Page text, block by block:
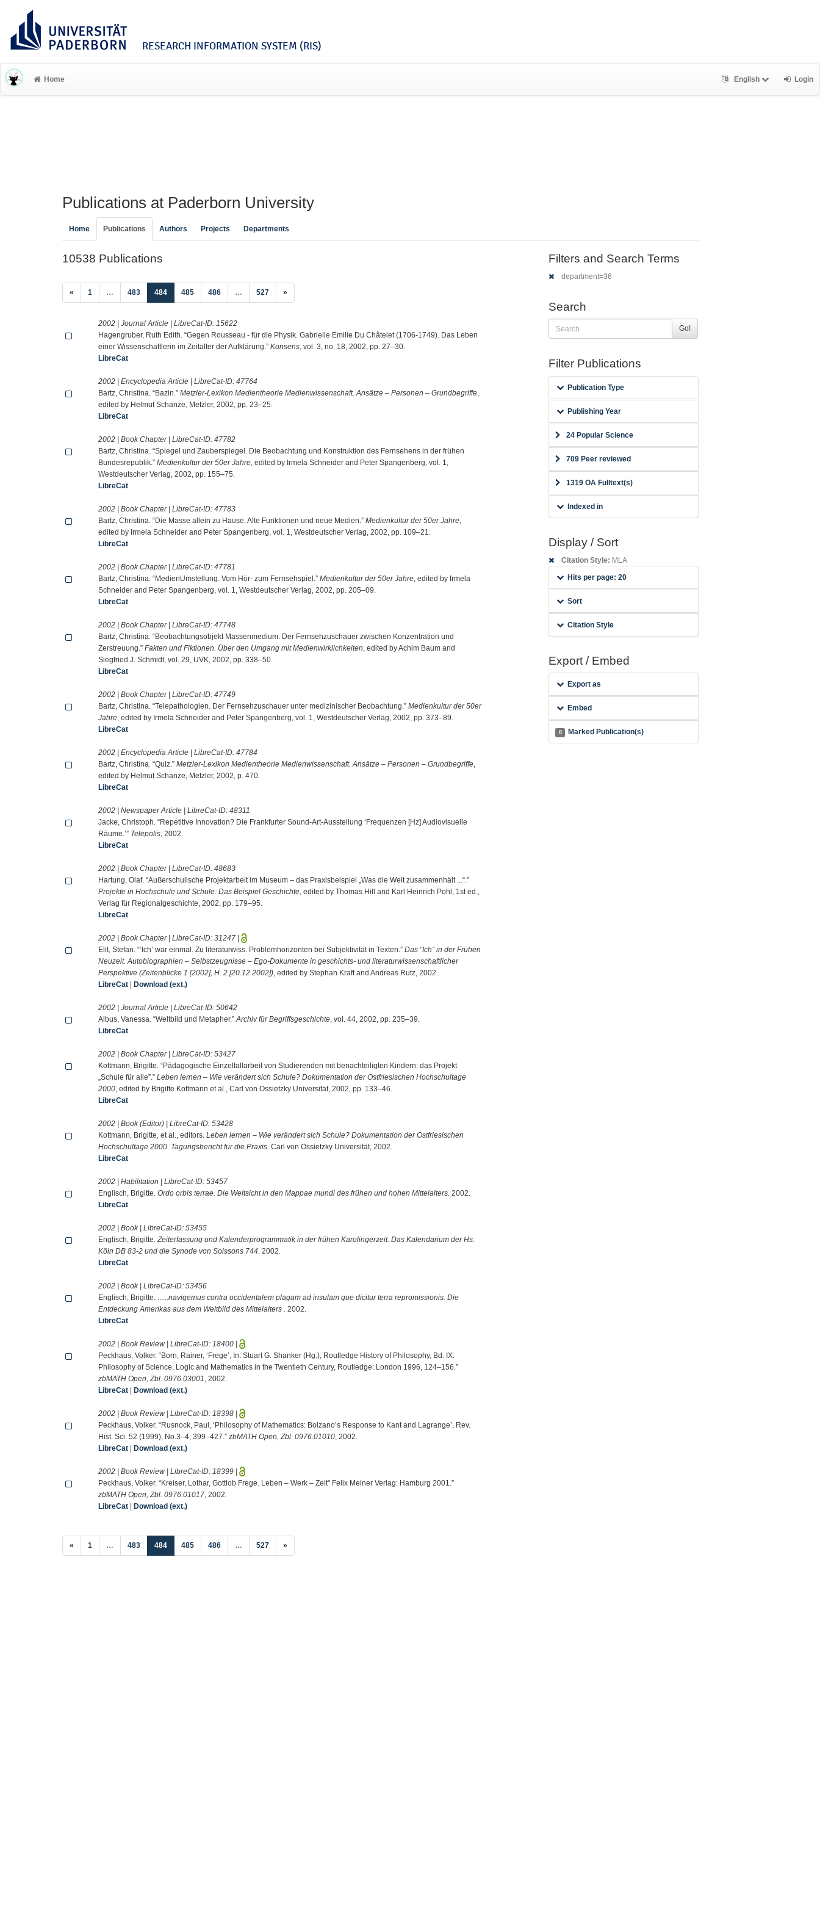
RESEARCH INFORMATION SYSTEM (RIS)
Home English Login
Publications at Paderborn University
Home Publications Authors Projects Departments
10538 Publications
« 1 … 483 484(current)
485 486 … 527 »
2002 | Journal Article | LibreCat-ID: 15622
Hagengruber, Ruth Edith. “Gegen Rousseau - für die Physik. Gabrielle Emilie Du Châtelet (1706-1749). Das Leben
einer Wissenschaftlerin im Zeitalter der Aufklärung.”Konsens , vol. 3, no. 18, 2002, pp. 27–30.
LibreCat
2002 | Encyclopedia Article | LibreCat-ID:47764
Bartz, Christina. “Bazin.”Metzler-Lexikon Medientheorie Medienwissenschaft. Ansätze – Personen – Grundbegriffe
edited by Helmut Schanze, Metzler, 2002, pp. 23–25.
LibreCat
2002 | Book Chapter | LibreCat-ID:47782
Bartz, Christina. “Spiegel und Zauberspiegel. Die Beobachtung und Konstruktion des Fernsehens in der frühen
Bundesrepublik.”Medienkultur der 50er Jahre , edited by Irmela Schneider and Peter Spangenberg, vol. 1,
Westdeutscher Verlag, 2002, pp. 155–75.
LibreCat
2002 | Book Chapter | LibreCat-ID:47783
Bartz, Christina. “Die Masse allein zu Hause. Alte Funktionen und neue Medien.”Medienkultur der 50er Jahre
edited by Irmela Schneider and Peter Spangenberg, vol. 1, Westdeutscher Verlag, 2002, pp. 109–21.
LibreCat
2002 | Book Chapter | LibreCat-ID:47781
Bartz, Christina. “MedienUmstellung. Vom Hör- zum Fernsehspiel.”Medienkultur der 50er Jahre , edited by Irmela
Schneider and Peter Spangenberg, vol. 1, Westdeutscher Verlag, 2002, pp. 205–09.
LibreCat
2002 | Book Chapter | LibreCat-ID:47748
Bartz, Christina. “Beobachtungsobjekt Massenmedium. Der Fernsehzuschauer zwischen Konzentration und
Zerstreuung.”Fakten und Fiktionen. Über den Umgang mit Medienwirklichkeiten , edited by Achim Baum and
Siegfried J. Schmidt, vol. 29, UVK, 2002, pp. 338–50.
LibreCat
2002 | Book Chapter | LibreCat-ID:47749
Bartz, Christina. “Telepathologien. Der Fernsehzuschauer unter medizinischer Beobachtung.”Medienkultur der 50er
Jahre , edited by Irmela Schneider and Peter Spangenberg, vol. 1, Westdeutscher Verlag, 2002, pp. 373–89.
LibreCat
2002 | Encyclopedia Article | LibreCat-ID:47784
Bartz, Christina. “Quiz.”Metzler-Lexikon Medientheorie Medienwissenschaft. Ansätze – Personen – Grundbegriffe
edited by Helmut Schanze, Metzler, 2002, p. 470.
LibreCat
2002 | Newspaper Article | LibreCat-ID:48311
Jacke, Christoph. “Repetitive Innovation? Die Frankfurter Sound-Art-Ausstellung ‘Frequenzen [Hz] Audiovisuelle
Räume.’” Telepolis , 2002.
LibreCat
2002 | Book Chapter | LibreCat-ID:48683
Hartung, Olaf. “Außerschulische Projektarbeit im Museum – das Praxisbeispiel „Was die Welt zusammenhält ...“.”
Projekte in Hochschule und Schule: Das Beispiel Geschichte , edited by Thomas Hill and Karl Heinrich Pohl, 1st ed.,
Verlag für Regionalgeschichte, 2002, pp. 179–95.
LibreCat
2002 | Book Chapter | LibreCat-ID:31247 |
Elit, Stefan. “‘Ich’ war einmal. Zu literaturwiss. Problemhorizonten bei Subjektivität in Texten.”Das “Ich” in der Frühen
Neuzeit. Autobiographien – Selbstzeugnisse – Ego-Dokumente in geschichts- und literaturwissenschaftlicher
Perspektive (Zeitenblicke 1 [2002], H. 2 [20.12.2002]) , edited by Stephan Kraft and Andreas Rutz, 2002.
LibreCat |Download (ext.)
2002 | Journal Article | LibreCat-ID:50642
Albus, Vanessa. “Weltbild und Metapher.”Archiv für Begriffsgeschichte , vol. 44, 2002, pp. 235–39.
LibreCat
2002 | Book Chapter | LibreCat-ID:53427
Kottmann, Brigitte. “Pädagogische Einzelfallarbeit von Studierenden mit benachteiligten Kindern: das Projekt
„Schule für alle”.”Leben lernen – Wie verändert sich Schule? Dokumentation der Ostfriesischen Hochschultage
2000 , edited by Brigitte Kottmann et al., Carl von Ossietzky Universität, 2002, pp. 133–46.
LibreCat
2002 | Book (Editor) | LibreCat-ID:53428
Kottmann, Brigitte, et al., editors.Leben lernen – Wie verändert sich Schule? Dokumentation der Ostfriesischen
Hochschultage 2000. Tagungsbericht für die Praxis. Carl von Ossietzky Universität, 2002.
LibreCat
2002 | Habilitation | LibreCat-ID:53457
Englisch, Brigitte.Ordo orbis terrae. Die Weltsicht in den Mappae mundi des frühen und hohen Mittelalters . 2002.
LibreCat
2002 | Book | LibreCat-ID:53455
Englisch, Brigitte.Zeiterfassung und Kalenderprogrammatik in der frühen Karolingerzeit. Das Kalendarium der Hs.
Köln DB 83-2 und die Synode von Soissons 744 . 2002.
LibreCat
2002 | Book | LibreCat-ID:53456
Englisch, Brigitte. ...
...navigemus contra occidentalem plagam ad insulam que dicitur terra repromissionis. Die
Entdeckung Amerikas aus dem Weltbild des Mittelalters
. 2002.
LibreCat
2002 | Book Review | LibreCat-ID: 18400 |
Peckhaus, Volker. “Born, Rainer, ‘Frege’, In: Stuart G. Shanker (Hg.), Routledge History of Philosophy, Bd. IX:
Philosophy of Science, Logic and Mathematics in the Twentieth Century, Routledge: London 1996, 124–156.”
zbMATH Open, Zbl. 0976.03001 , 2002.
LibreCat |Download (ext.)
2002 | Book Review | LibreCat-ID: 18398 |
Peckhaus, Volker. “Rusnock, Paul, ‘Philosophy of Mathematics: Bolzano’s Response to Kant and Lagrange’, Rev.
Hist. Sci. 52 (1999), No.3–4, 399–427.”zbMATH Open, Zbl. 0976.01010 , 2002.
LibreCat |Download (ext.)
2002 | Book Review | LibreCat-ID: 18399 |
Peckhaus, Volker. “Kreiser, Lothar, Gottlob Frege. Leben – Werk – Zeit" Felix Meiner Verlag: Hamburg 2001.”
zbMATH Open, Zbl. 0976.01017 , 2002.
LibreCat |Download (ext.)
« 1 … 483 484(current)
485 486 … 527 »
Filters and Search Terms
department=36
Search
Go!
Filter Publications
Publication Type
Publishing Year
24 Popular Science
709 Peer reviewed
1319 OA Fulltext(s)
Indexed in
Display / Sort
Citation Style: MLA
Hits per page: 20
Sort
Citation Style
Export / Embed
Export as
Embed
0 Marked Publication(s)